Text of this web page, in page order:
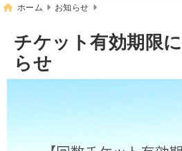
ホーム お知らせ
チケット有効期限
らせ